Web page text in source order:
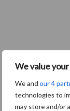
We value
We and our 4
technologies to
may store and/or
Recent
6 aug